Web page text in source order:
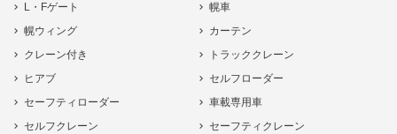
L・Fゲート
幌車
幌ウィング
カーテン
クレーン付き
トラッククレーン
ヒアブ
セルフローダー
セーフティローダー
車載専用車
セルフクレーン
セーフティクレーン